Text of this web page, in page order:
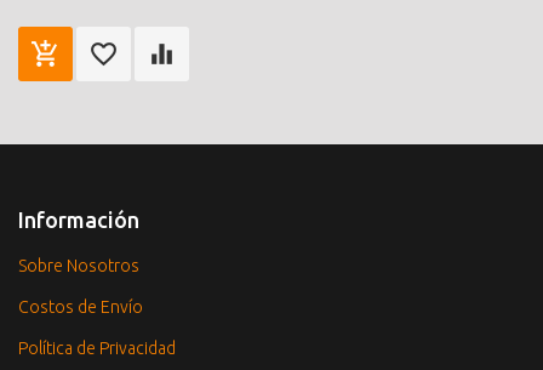
Información
Sobre Nosotros
Costos de Envío
Política de Privacidad